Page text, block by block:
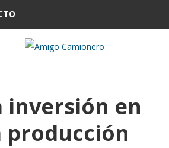
en
producción